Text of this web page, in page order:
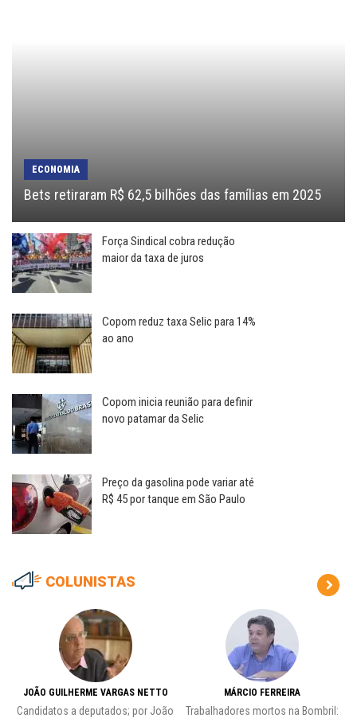
ECONOMIA
Bets retiraram R$ 62,5 bilhões das famílias em 2025
Força Sindical cobra redução
maior da taxa de juros
Copom reduz taxa Selic para 14%
ao ano
Copom inicia reunião para definir
novo patamar da Selic
Preço da gasolina pode variar até
R$ 45 por tanque em São Paulo
COLUNISTAS
JOÃO GUILHERME VARGAS NETTO
Candidatos a deputados; por João
MÁRCIO FERREIRA
Trabalhadores mortos na Bombril: